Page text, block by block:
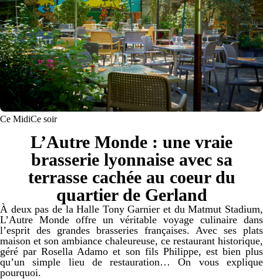
Ce MidiCe soir
L’Autre Monde : une vraie
brasserie lyonnaise avec sa
terrasse cachée au coeur du
quartier de Gerland
À deux pas de la Halle Tony Garnier et du Matmut Stadium,
L’Autre Monde offre un véritable voyage culinaire dans
l’esprit des grandes brasseries françaises. Avec ses plats
maison et son ambiance chaleureuse, ce restaurant historique,
géré par Rosella Adamo et son fils Philippe, est bien plus
qu’un simple lieu de restauration… On vous explique
pourquoi.